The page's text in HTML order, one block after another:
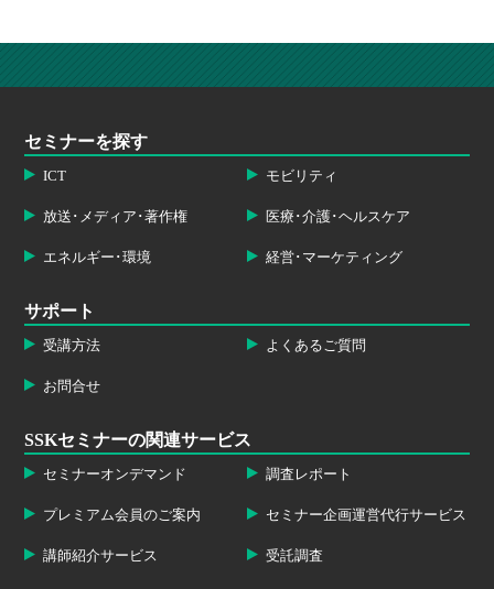
セミナーを探す
ICT モビリティ
放送･メディア･著作権 医療･介護･ヘルスケア
エネルギー･環境 経営･マーケティング
サポート
受講方法 よくあるご質問
お問合せ
SSKセミナーの関連サービス
セミナーオンデマンド 調査レポート
プレミアム会員のご案内 セミナー企画運営代行サービス
講師紹介サービス 受託調査